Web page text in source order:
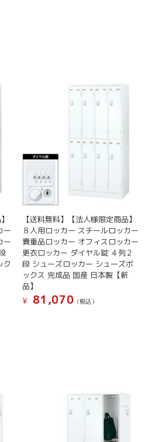
ー
ー
ク
【送料無料】【法人様限定商品】
８人用ロッカー スチールロッカー
貴重品ロッカー オフィスロッカー
更衣ロッカー ダイヤル錠 ４列２
段 シューズロッカー シューズボ
ックス 完成品 国産 日本製【新
品】
¥
81,070 (税込）